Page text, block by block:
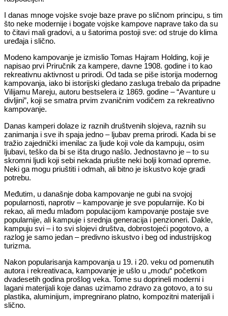
I danas mnoge vojske svoje baze prave po sličnom principu, s tim
što neke modernije i bogate vojske kampove naprave tako da su
to čitavi mali gradovi, a u šatorima postoji sve: od struje do klima
uređaja i slično.
Modeno kampovanje je izmislio Tomas Hajram Holding, koji je
napisao prvi Priručnik za kampere, davne 1908. godine i to kao
rekreativnu aktivnost u prirodi. Od tada se piše istorija modernog
kampovanja, iako bi istorijski gledano zasluga trebalo da pripadne
Vilijamu Mareju, autoru bestselera iz 1869. godine – “Avanture u
divljini”, koji se smatra prvim zvaničnim vodičem za rekreativno
kampovanje.
Danas kamperi dolaze iz raznih društvenih slojeva, raznih su
zanimanja i sve ih spaja jedno – ljubav prema prirodi. Kada bi se
tražio zajednički imenilac za ljude koji vole da kampuju, osim
ljubavi, teško da bi se išta drugo našlo. Jednostavno je – to su
skromni ljudi koji sebi nekada priušte neki bolji komad opreme.
Neki ga mogu priuštiti i odmah, ali bitno je iskustvo koje gradi
potrebu.
Međutim, u današnje doba kampovanje ne gubi na svojoj
popularnosti, naprotiv – kampovanje je sve popularnije. Ko bi
rekao, ali među mlađom populacijom kampovanje postaje sve
popularnije, ali kampuje i srednja generacija i penzioneri. Dakle,
kampuju svi – i to svi slojevi društva, dobrostojeći pogotovo, a
razlog je samo jedan – predivno iskustvo i beg od industrijskog
turizma.
Nakon popularisanja kampovanja u 19. i 20. veku od pomenutih
autora i rekreativaca, kampovanje je ušlo u „modu“ početkom
dvadesetih godina prošlog veka. Tome su doprineli moderni i
lagani materijali koje danas uzimamo zdravo za gotovo, a to su
plastika, aluminijum, impregnirano platno, kompozitni materijali i
slično.